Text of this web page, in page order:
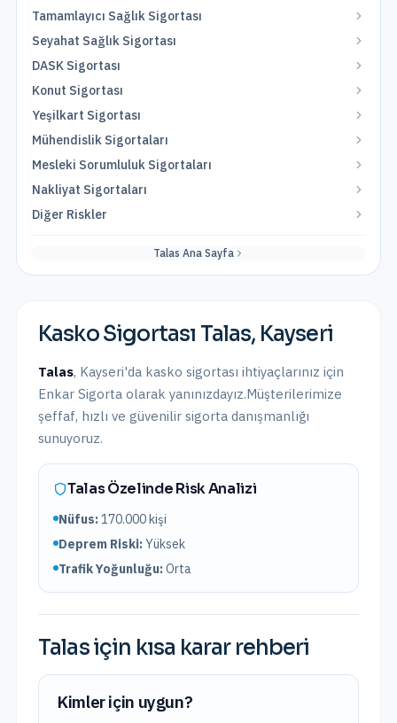
Tamamlayıcı Sağlık Sigortası
Seyahat Sağlık Sigortası
DASK Sigortası
Konut Sigortası
Yeşilkart Sigortası
Mühendislik Sigortaları
Mesleki Sorumluluk Sigortaları
Nakliyat Sigortaları
Diğer Riskler
Talas Ana Sayfa
Kasko Sigortası Talas, Kayseri
Talas, Kayseri'da kasko sigortası ihtiyaçlarınız için
Enkar Sigorta olarak yanınızdayız.Müşterilerimize
şeffaf, hızlı ve güvenilir sigorta danışmanlığı
sunuyoruz.
TalasÖzelinde Risk Analizi
Nüfus:170.000kişi
Deprem Riski:Yüksek
Trafik Yoğunluğu:Orta
Talasiçin kısa karar rehberi
Kimler için uygun?